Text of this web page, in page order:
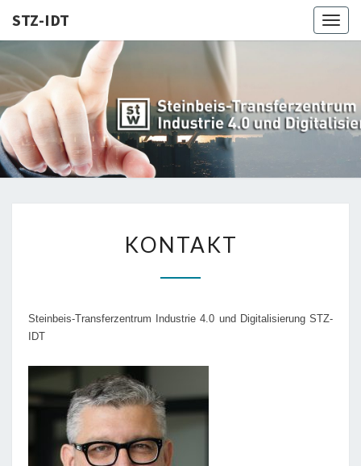
STZ-IDT
STZ-
IDT
Steinbeis-
Transferzentrum
für Industrie 4.0
Digitalisierung
KONTAKT
Steinbeis-Transferzentrum Industrie 4.0 und Digitalisierung STZ-
IDT